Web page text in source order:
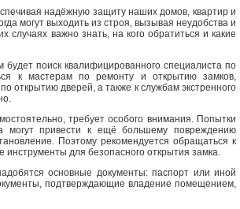
надёжную защиту наших домов, квартир и
могут выходить из строя, вызывая неудобства и
важно знать, на кого обратиться и какие
поиск квалифицированного специалиста по
к мастерам по ремонту и открытию замков,
открытию дверей, а также к службам экстренного
требует особого внимания. Попытки
могут привести к ещё большему повреждению
Поэтому рекомендуется обращаться к
для безопасного открытия замка.
основные документы: паспорт или иной
подтверждающие владение помещением,